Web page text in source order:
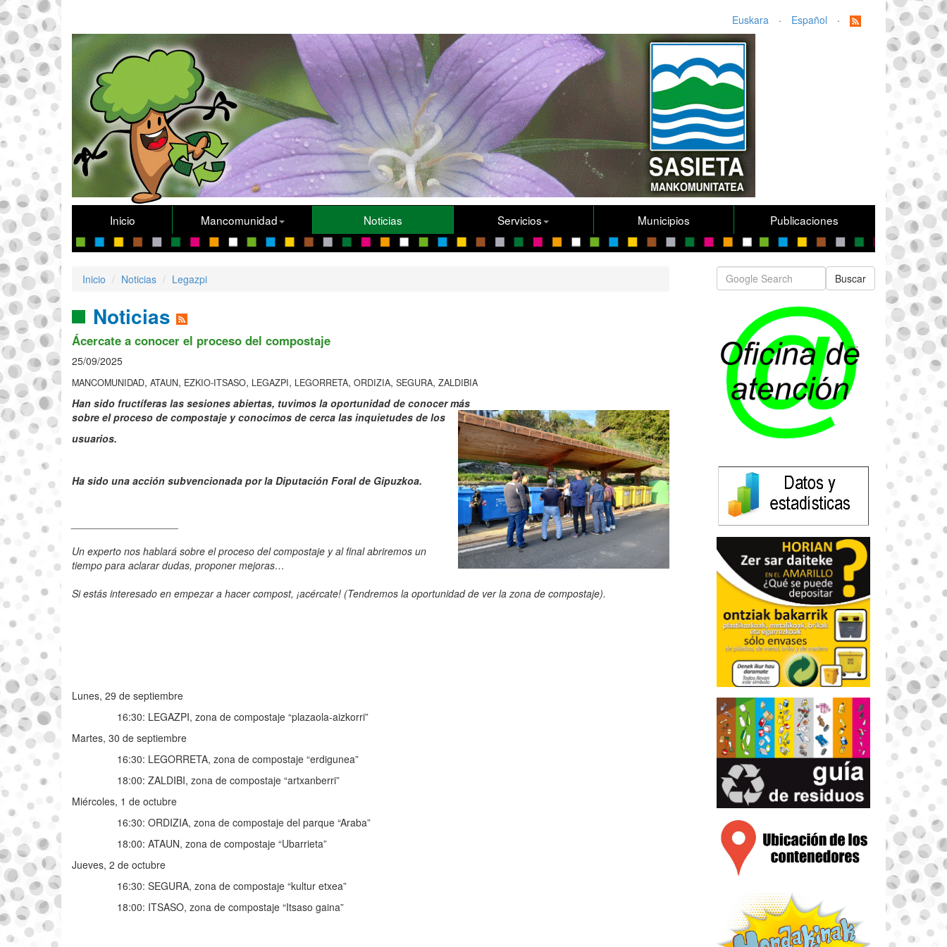
Euskara · Español ·
Inicio Mancomunidad Noticias Servicios Municipios Publicaciones
Inicio Noticias Legazpi
Noticias
Ácercate a conocer el proceso del compostaje
25/09/2025
MANCOMUNIDAD, ATAUN, EZKIO-ITSASO, LEGAZPI, LEGORRETA, ORDIZIA, SEGURA, ZALDIBIA
Han sido fructíferas las sesiones abiertas, tuvimos la oportunidad de conocer más
sobre el proceso de compostaje y conocimos de cerca las inquietudes de los
usuarios.
Ha sido una acción subvencionada por la Diputación Foral de Gipuzkoa.
Un experto nos hablará sobre el proceso del compostaje y al final abriremos un
tiempo para aclarar dudas, proponer mejoras…
Si estás interesado en empezar a hacer compost, ¡acércate! (Tendremos la oportunidad de ver la zona de compostaje).
Lunes, 29 de septiembre
16:30: LEGAZPI, zona de compostaje “plazaola-aizkorri”
Martes, 30 de septiembre
16:30: LEGORRETA, zona de compostaje “erdigunea”
18:00: ZALDIBI, zona de compostaje “artxanberri”
Miércoles, 1 de octubre
16:30: ORDIZIA, zona de compostaje del parque “Araba”
18:00: ATAUN, zona de compostaje “Ubarrieta”
Jueves, 2 de octubre
16:30: SEGURA, zona de compostaje “kultur etxea”
18:00: ITSASO, zona de compostaje “Itsaso gaina”
Buscar